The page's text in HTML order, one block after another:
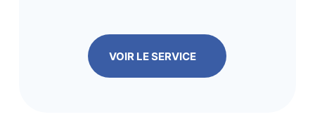
VOIR LE SERVICE